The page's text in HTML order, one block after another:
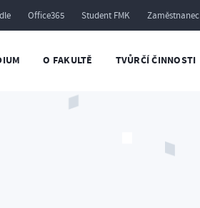
Office365 Student FMK Zaměstnanec
O FAKULTĚ TVŮRČÍ ČINNOSTI